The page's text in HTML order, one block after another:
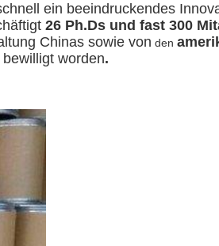
ein beeindruckendes
26 Ph.Ds und fast 300
Chinas sowie von den
bewilligt worden.